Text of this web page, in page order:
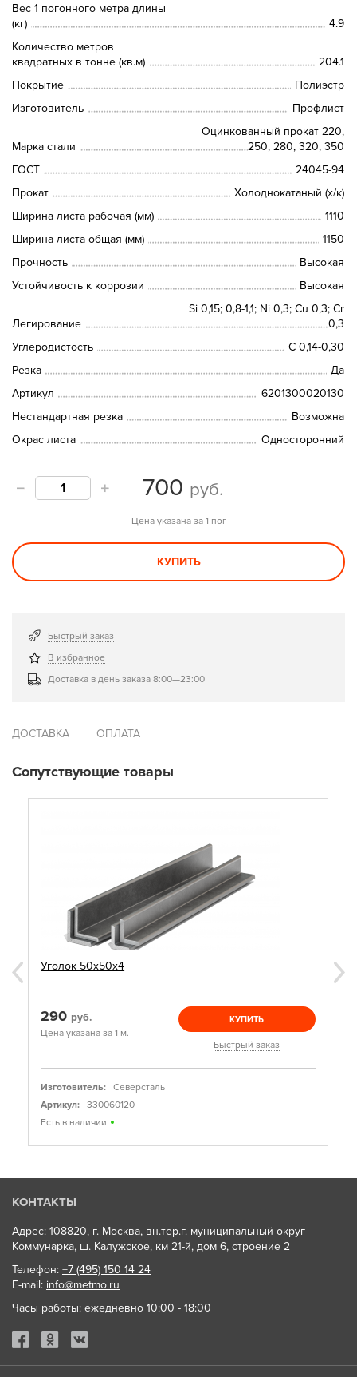
Вес 1 погонного метра длины
(кг)
4.9
Количество метров
квадратных в тонне (кв.м)
204.1
Покрытие
Полиэстр
Изготовитель
Профлист
Марка стали
Оцинкованный прокат 220,
250, 280, 320, 350
ГОСТ
24045-94
Прокат
Холоднокатаный (х/к)
Ширина листа рабочая (мм)
1110
Ширина листа общая (мм)
1150
Прочность
Высокая
Устойчивость к коррозии
Высокая
Легирование
Si 0,15; 0,8-1,1; Ni 0,3; Сu 0,3; Cr
0,3
Углеродистость
C 0,14-0,30
Резка
Да
Артикул
6201300020130
Нестандартная резка
Возможна
Окрас листа
Односторонний
700 руб.
Цена указана за 1 пог
КУПИТЬ
Быстрый заказ
В избранное
Доставка в день заказа 8:00—23:00
ДОСТАВКА ОПЛАТА
Сопутствующие товары
Уголок 50х50х4
290 руб.
Цена указана за 1 м.
КУПИТЬ
Быстрый заказ
Изготовитель:
Северсталь
Артикул:
330060120
Есть в наличии
КОНТАКТЫ
Адрес: 108820, г. Москва, вн.тер.г. муниципальный округ
Коммунарка, ш. Калужское, км 21-й, дом 6, строение 2
Телефон: +7 (495) 150 14 24
E-mail: info@metmo.ru
Часы работы: ежедневно 10:00 - 18:00